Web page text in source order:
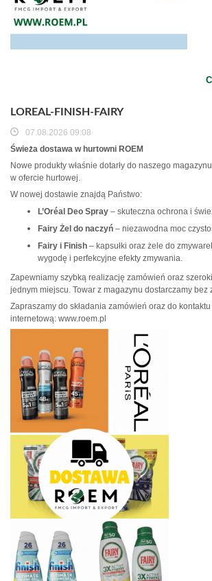
LOREAL-FINISH-FAIRY
07.08.2026 09:08
Świeża dostawa w hurtowni ROEM
Nowe produkty właśnie dotarły do naszego
w ofercie hurtowej.
W nowej dostawie znajdą Państwo:
L’Oréal Deo Spray – skuteczna ochrona i
Fairy Żel do naczyń – niezawodna moc
Fairy i Finish – kapsułki oraz żele do
wygodę i perfekcyjne efekty zmywania.
Zapewniamy szybką realizację zamówień oraz
jednym miejscu. Towar z magazynu dostarczamy bez
Zapraszamy do składania zamówień oraz do
internetową: www.roem.pl